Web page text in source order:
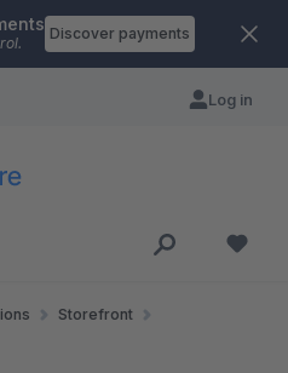
Discover payments
Log in
Storefront